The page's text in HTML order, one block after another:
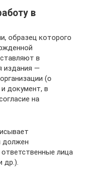
в
образец которого
в
издания —
(о
документ, в
на
должен
лица
др.).